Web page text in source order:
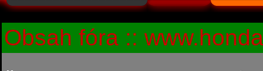
Obsah fóra ::